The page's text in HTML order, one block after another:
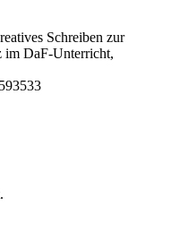
Schreiben zur
im DaF-Unterricht,